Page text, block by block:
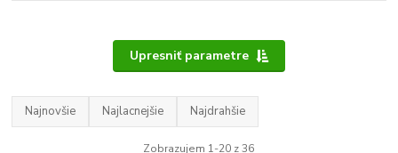
Upresniť parametre
Najnovšie Najlacnejšie Najdrahšie
Zobrazujem 1-20 z 36